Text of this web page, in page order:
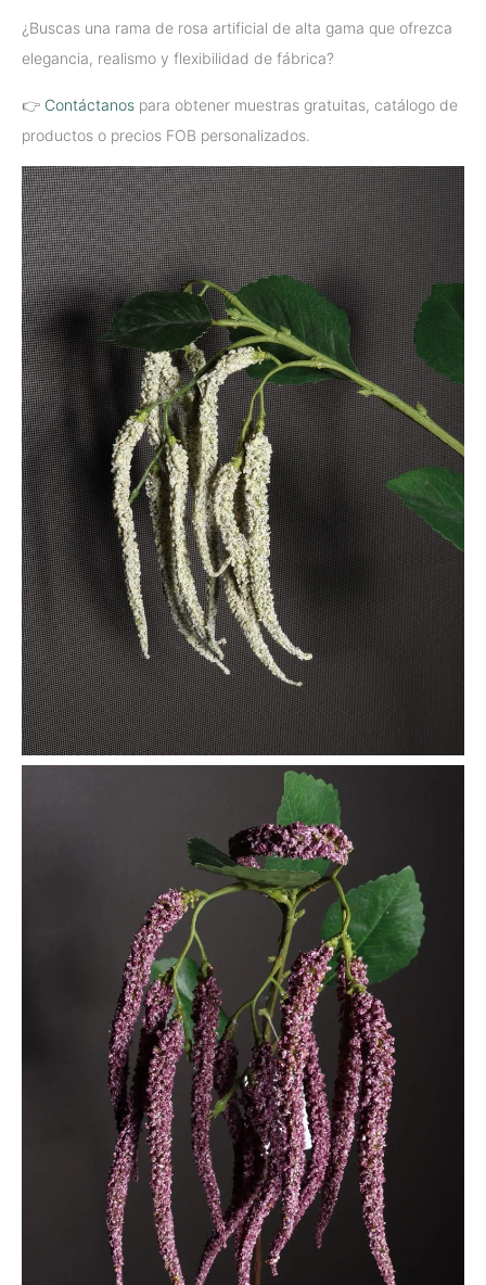
¿Buscas una rama de rosa artificial de alta gama que ofrezca
elegancia, realismo y flexibilidad de fábrica?
👉 Contáctanos para obtener muestras gratuitas, catálogo de
productos o precios FOB personalizados.